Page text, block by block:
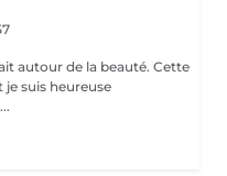
autour de la beauté. Cette
suis heureuse